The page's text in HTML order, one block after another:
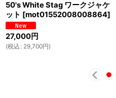
50's White Stag ワークジャケ
ット [mot01552008008864]
27,000円
(税込 : 29,700円)